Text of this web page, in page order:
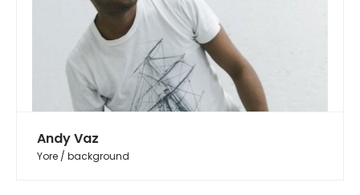
Andy Vaz
Yore / background